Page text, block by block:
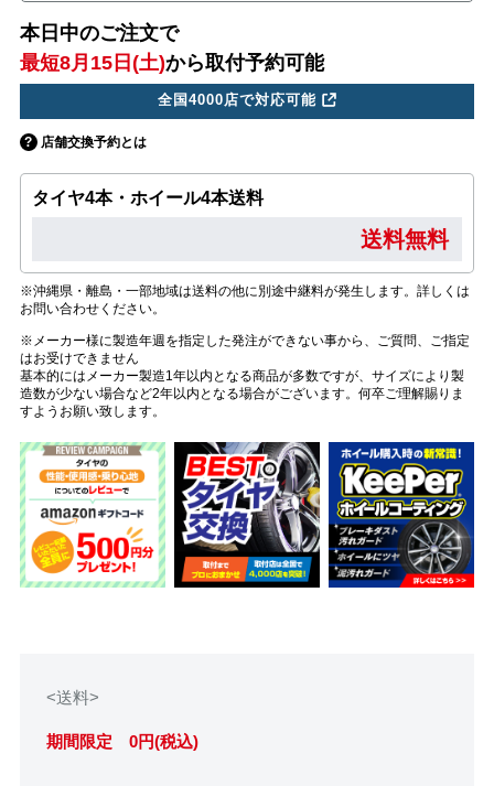
本日中のご注文で
最短8月15日(土)から取付予約可能
全国4000店で対応可能
店舗交換予約とは
タイヤ4本・ホイール4本送料
送料無料
※沖縄県・離島・一部地域は送料の他に別途中継料が発生します。詳しくは
お問い合わせください。
※メーカー様に製造年週を指定した発注ができない事から、ご質問、ご指定
はお受けできません
基本的にはメーカー製造1年以内となる商品が多数ですが、サイズにより製
造数が少ない場合など2年以内となる場合がございます。何卒ご理解賜りま
すようお願い致します。
<送料>
期間限定 0円(税込)